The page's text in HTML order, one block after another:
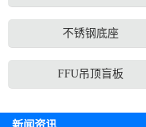
不锈钢底座
FFU吊顶盲板